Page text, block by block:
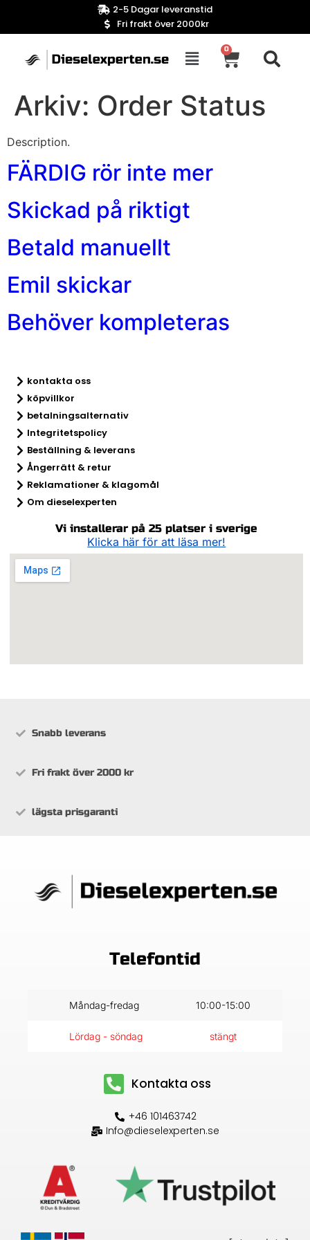
2-5 Dagar leveranstid
Fri frakt över 2000kr
0
Arkiv: Order Status
Description.
FÄRDIG rör inte mer
Skickad på riktigt
Betald manuellt
Emil skickar
Behöver kompleteras
kontakta oss
köpvillkor
betalningsalternativ
Integritetspolicy
Beställning & leverans
Ångerrätt & retur​
Reklamationer & klagomål
Om dieselexperten
Vi installerar på 25 platser i sverige
Klicka här för att läsa mer!
Snabb leverans
Fri frakt över 2000 kr
lägsta prisgaranti
Telefontid
Måndag-fredag 10:00-15:00
Lördag - söndag stängt
Kontakta oss
+46 101463742
Info@dieselexperten.se